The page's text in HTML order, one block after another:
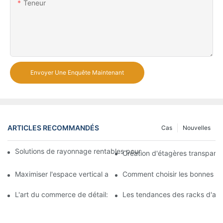
Teneur
Envoyer Une Enquête Maintenant
ARTICLES RECOMMANDÉS Nouvelles
Cas
Solutions de rayonnage rentables pour les supermarchés: une
Création d'étagères
Maximiser l'espace vertical avec des conceptions créatives de
Comment choisir les bonnes
L'art du commerce de détail: choisir les meilleurs racks pour
Les tendances des racks